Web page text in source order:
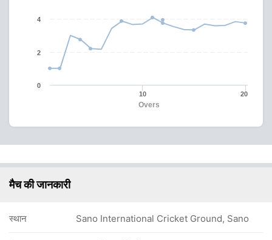
Overs
10 20
0
2
4
मैच की जानकारी
स्थान Sano International Cricket Ground, Sano